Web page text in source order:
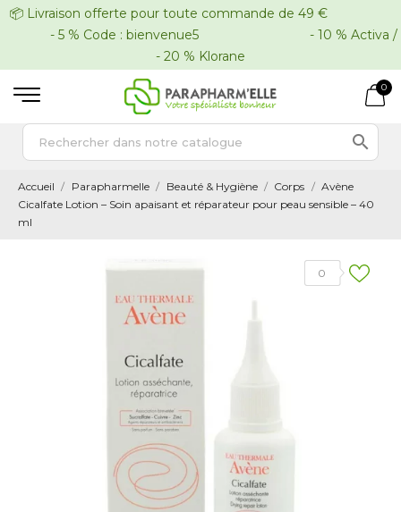
📦 Livraison offerte pour toute commande de 49 €
- 5 % Code : bienvenue5 - 10 % Activa /
- 20 % Klorane
0

Accueil Parapharmelle Beauté & Hygiène Corps
Avène
Cicalfate Lotion – Soin apaisant et réparateur pour peau sensible – 40
ml
0